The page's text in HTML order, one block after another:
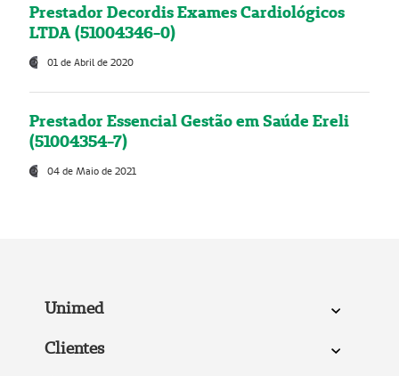
Prestador Decordis Exames Cardiológicos
LTDA (51004346-0)
01 de Abril de 2020
Prestador Essencial Gestão em Saúde Ereli
(51004354-7)
04 de Maio de 2021
Unimed
Clientes